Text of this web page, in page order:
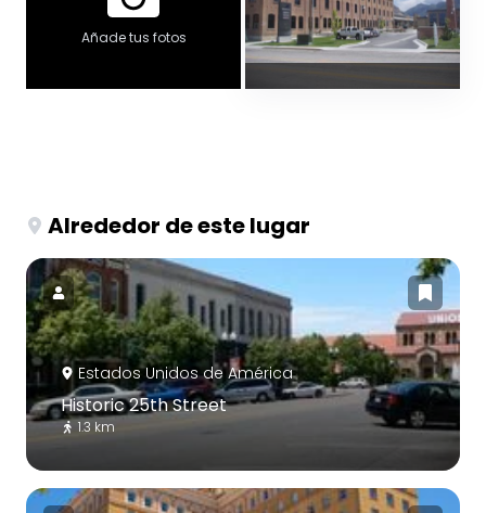
Añade tus fotos
Alrededor de este lugar
Estados Unidos de América
Historic 25th Street
1.3 km